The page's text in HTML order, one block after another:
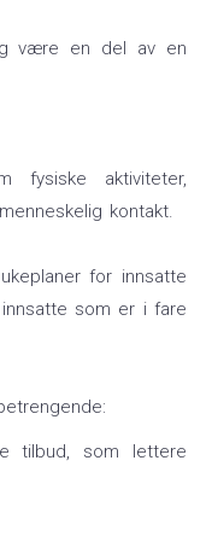
være en del av en
aktiviteter,
kontakt.
for innsatte
som er i fare
tilbud, som lettere